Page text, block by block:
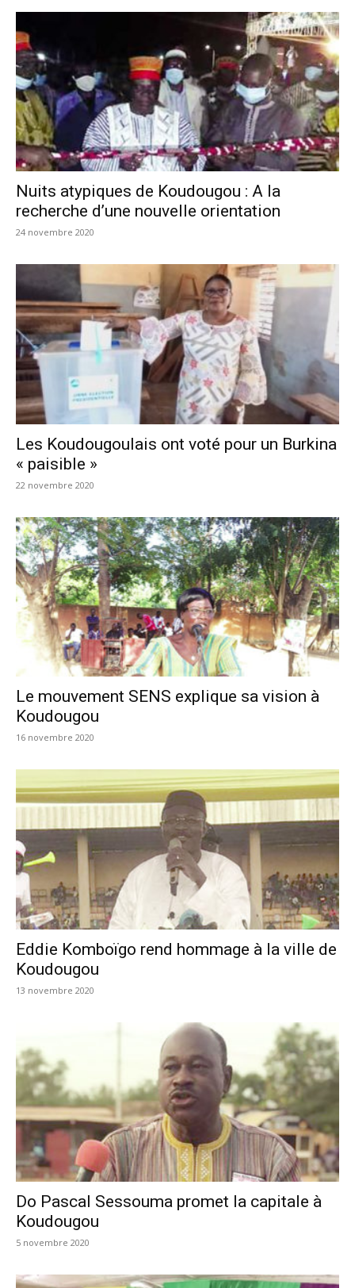
Nuits atypiques de Koudougou : A la
recherche d’une nouvelle orientation
24 novembre 2020
Les Koudougoulais ont voté pour un Burkina
« paisible »
22 novembre 2020
Le mouvement SENS explique sa vision à
Koudougou
16 novembre 2020
Eddie Komboïgo rend hommage à la ville de
Koudougou
13 novembre 2020
Do Pascal Sessouma promet la capitale à
Koudougou
5 novembre 2020